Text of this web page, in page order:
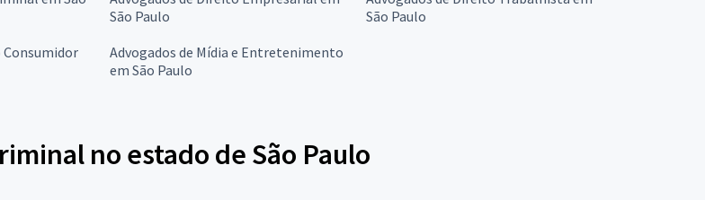
São Paulo
São Paulo
Consumidor
Advogados de Mídia e Entretenimento
em São Paulo
no estado de São Paulo